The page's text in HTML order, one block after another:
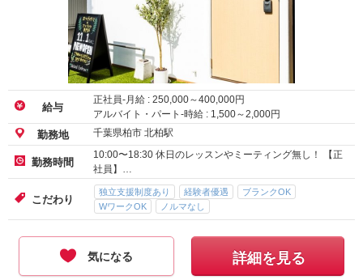
給与
正社員-月給 : 250,000～400,000円
アルバイト・パート-時給 : 1,500～2,000円
勤務地 千葉県柏市 北柏駅
勤務時間
10:00〜18:30 休日のレッスンやミーティング無し！ 【正
社員】…
こだわり
独立支援制度あり 経験者優遇
ブランクOK
WワークOK
ノルマなし
気になる 詳細を見る